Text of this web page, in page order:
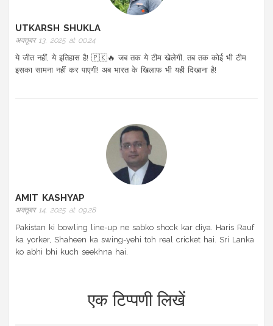
UTKARSH SHUKLA
अक्तूबर 13, 2025 at 00:24
ये जीत नहीं, ये इतिहास है! 🇵🇰🔥 जब तक ये टीम खेलेगी, तब तक कोई भी टीम
इसका सामना नहीं कर पाएगी! अब भारत के खिलाफ भी यही दिखाना है!
AMIT KASHYAP
अक्तूबर 14, 2025 at 09:28
Pakistan ki bowling line-up ne sabko shock kar diya. Haris Rauf
ka yorker, Shaheen ka swing-yehi toh real cricket hai. Sri Lanka
ko abhi bhi kuch seekhna hai.
एक टिप्पणी लिखें